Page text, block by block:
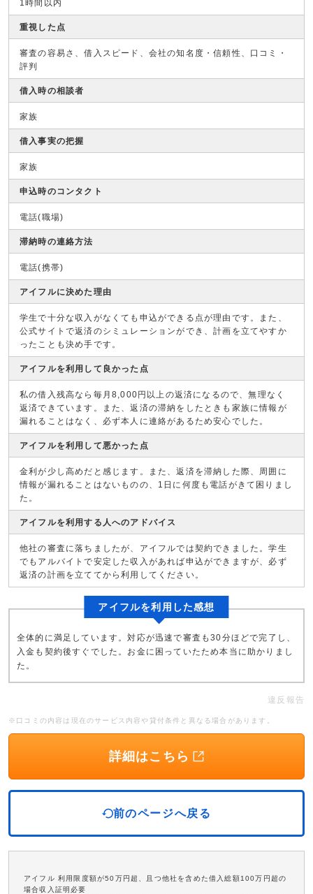
1時間以内
重視した点
審査の容易さ、借入スピード、会社の知名度・信頼性、口コミ・
評判
借入時の相談者
家族
借入事実の把握
家族
申込時のコンタクト
電話(職場)
滞納時の連絡方法
電話(携帯)
アイフルに決めた理由
学生で十分な収入がなくても申込ができる点が理由です。また、
公式サイトで返済のシミュレーションができ、計画を立てやすか
ったことも決め手です。
アイフルを利用して良かった点
私の借入残高なら毎月8,000円以上の返済になるので、無理なく
返済できています。また、返済の滞納をしたときも家族に情報が
漏れることはなく、必ず本人に連絡があるため安心でした。
アイフルを利用して悪かった点
金利が少し高めだと感じます。また、返済を滞納した際、周囲に
情報が漏れることはないものの、1日に何度も電話がきて困りまし
た。
アイフルを利用する人へのアドバイス
他社の審査に落ちましたが、アイフルでは契約できました。学生
でもアルバイトで安定した収入があれば申込ができますが、必ず
返済の計画を立ててから利用してください。
アイフルを利用した感想
全体的に満足しています。対応が迅速で審査も30分ほどで完了し、
入金も契約後すぐでした。お金に困っていたため本当に助かりまし
た。
違反報告
※口コミの内容は現在のサービス内容や貸付条件と異なる場合があります。
詳細はこちら
前のページへ戻る
アイフル 利用限度額が50万円超、且つ他社を含めた借入総額100万円超の
場合収入証明必要